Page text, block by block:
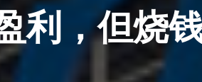
利，但烧